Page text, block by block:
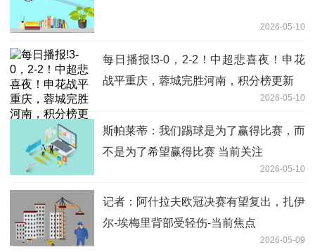
2026-05-10
每日播报!3-0，2-2！中超悲喜夜！申花
战平重庆，蓉城完胜河南，积分榜更新
2026-05-10
斯帕莱蒂：我们踢球是为了赢得比赛，而
不是为了希望赢得比赛 当前关注
2026-05-10
记者：阿什拉夫欧冠决赛有望复出，扎伊
尔-埃梅里背部受轻伤-当前焦点
2026-05-09